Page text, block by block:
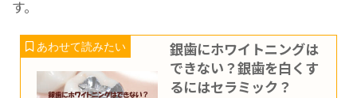
す。
銀歯にホワイトニングは
できない？銀歯を白くす
るにはセラミック？